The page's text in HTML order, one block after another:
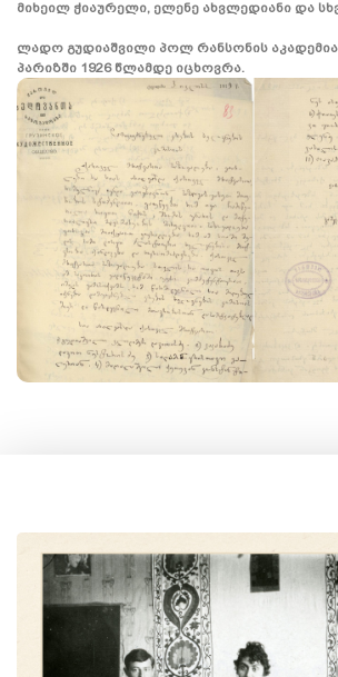
მიხეილ ჭიაურელი, ელენე ახვლედიანი და
ლადო გუდიაშვილი პოლ რანსონის
პარიზში 1926 წლამდე იცხოვრა.